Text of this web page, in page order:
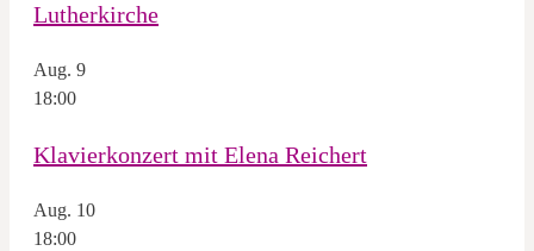
Lutherkirche
Aug. 9
18:00
Klavierkonzert mit Elena Reichert
Aug. 10
18:00